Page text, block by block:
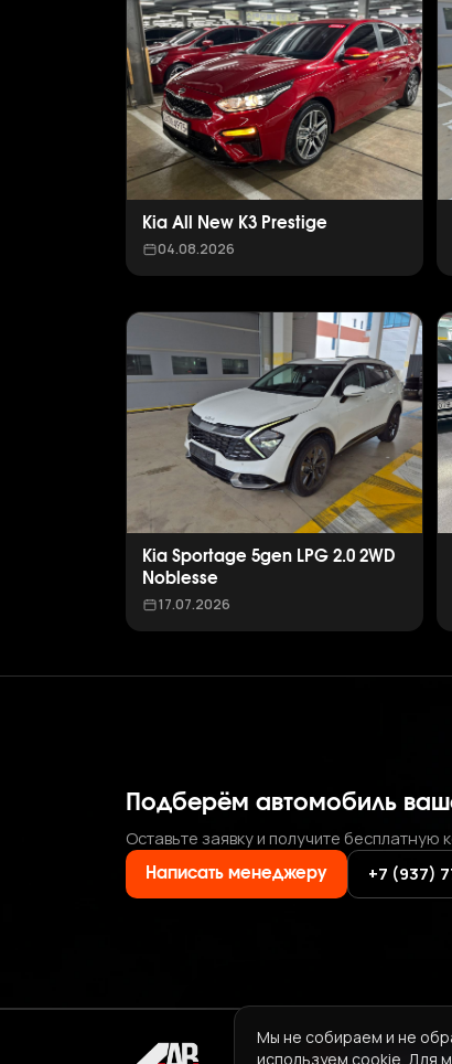
Kia All New K3 Prestige
04.08.2026
Kia Sportage 5gen LPG 2.0 2WD
Noblesse
17.07.2026
Подберём автомобиль
Оставьте заявку и получите бесплатную
Написать менеджеру +7 (937)
Мы не собираем и не
используем cookie. Для